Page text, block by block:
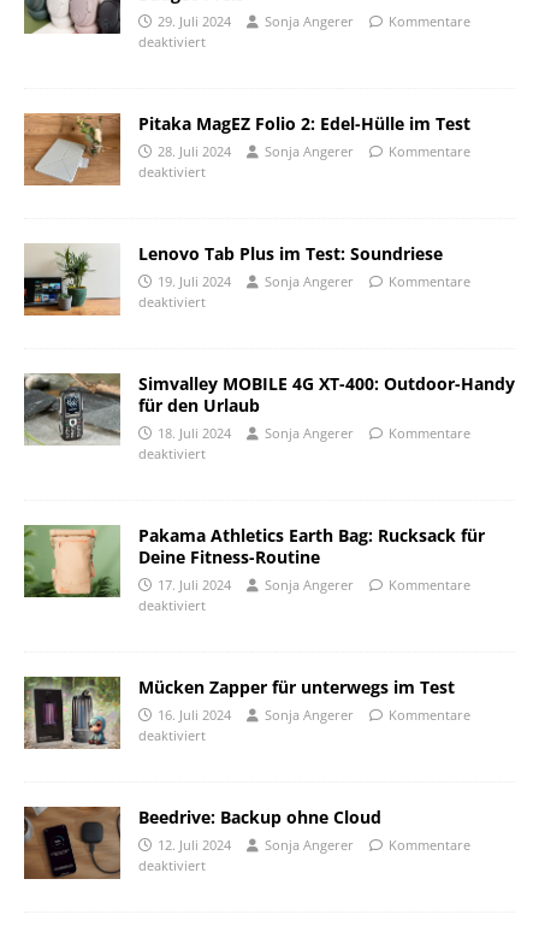
29. Juli 2024 Sonja Angerer
Kommentare
deaktiviert
Pitaka MagEZ Folio 2: Edel-Hülle im Test
28. Juli 2024 Sonja Angerer
Kommentare
deaktiviert
Lenovo Tab Plus im Test: Soundriese
19. Juli 2024 Sonja Angerer
Kommentare
deaktiviert
Simvalley MOBILE 4G XT-400: Outdoor-Handy
für den Urlaub
18. Juli 2024 Sonja Angerer
Kommentare
deaktiviert
Pakama Athletics Earth Bag: Rucksack für
Deine Fitness-Routine
17. Juli 2024 Sonja Angerer
Kommentare
deaktiviert
Mücken Zapper für unterwegs im Test
16. Juli 2024 Sonja Angerer
Kommentare
deaktiviert
Beedrive: Backup ohne Cloud
12. Juli 2024 Sonja Angerer
Kommentare
deaktiviert